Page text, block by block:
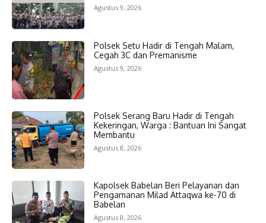
Agustus 9, 2026
Polsek Setu Hadir di Tengah Malam,
Cegah 3C dan Premanisme
Agustus 9, 2026
Polsek Serang Baru Hadir di Tengah
Kekeringan, Warga : Bantuan Ini Sangat
Membantu
Agustus 8, 2026
Kapolsek Babelan Beri Pelayanan dan
Pengamanan Milad Attaqwa ke-70 di
Babelan
Agustus 8, 2026